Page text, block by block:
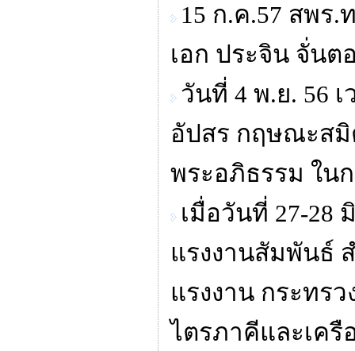
15 ก.ค.57 สพร
เอก ประจิน จั่น
วันที่ 4 พ.ย. 56
อัปสร กฤษณะสมิ
พระอภิธรรม ใน
เมื่อวันที่ 27-28
แรงงานสัมพันธ์
แรงงาน กระทร
ไตรภาคีและเค